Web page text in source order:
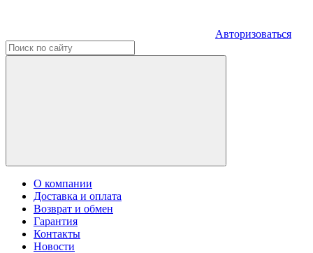
Авторизоваться
О компании
Доставка и оплата
Возврат и обмен
Гарантия
Контакты
Новости